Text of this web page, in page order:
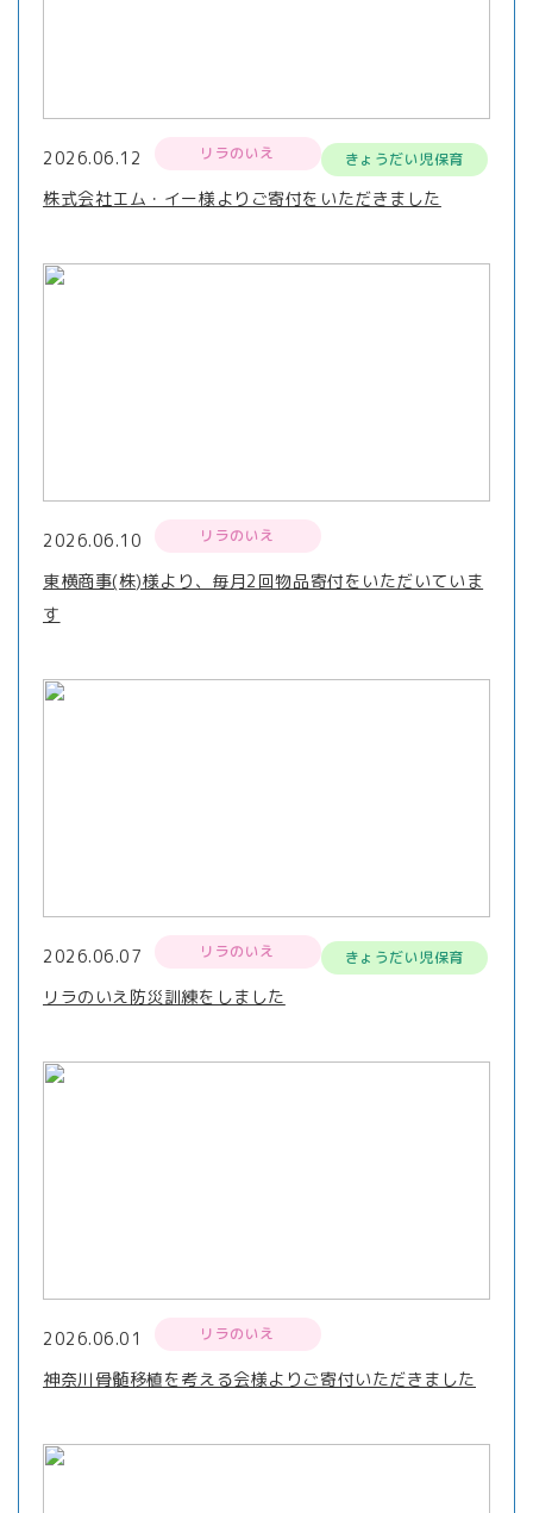
2026.06.12 リラのいえ きょうだい児保育
株式会社エム・イー様よりご寄付をいただきました
2026.06.10 リラのいえ
東横商事(株)様より、毎月2回物品寄付をいただいていま
す
2026.06.07 リラのいえ きょうだい児保育
リラのいえ防災訓練をしました
2026.06.01 リラのいえ
神奈川骨髄移植を考える会様よりご寄付いただきました